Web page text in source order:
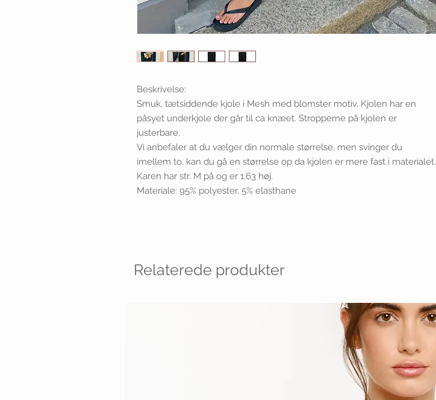
Beskrivelse:
Smuk, tætsiddende kjole i Mesh med blomster motiv. Kjolen har en
påsyet underkjole der går til ca knæet. Stropperne på kjolen er
justerbare.
Vi anbefaler at du vælger din normale størrelse, men svinger du
imellem to, kan du gå en størrelse op da kjolen er mere fast i materialet.
Karen har str. M på og er 1.63 høj.
Materiale: 95% polyester, 5% elasthane
Relaterede produkter